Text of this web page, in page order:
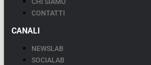
CONTATTI
CANALI
NEWSLAB
SOCIALAB